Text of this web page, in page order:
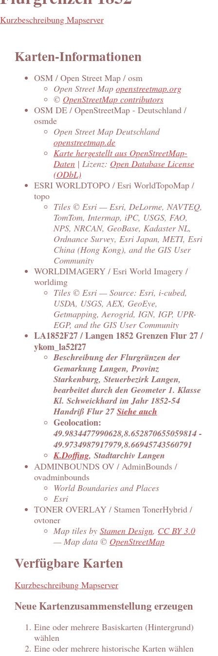
Kurzbeschreibung Mapserver
Karten-Informationen
OSM / Open Street Map / osm
Open Street Map openstreetmap.org
© OpenStreetMap contributors
OSM DE / OpenStreetMap - Deutschland /
osmde
Open Street Map Deutschland
openstreetmap.de
Karte hergestellt aus OpenStreetMap-
Daten | Lizenz: Open Database License
(ODbL)
ESRI WORLDTOPO / Esri WorldTopoMap /
topo
Tiles © Esri — Esri, DeLorme, NAVTEQ,
TomTom, Intermap, iPC, USGS, FAO,
NPS, NRCAN, GeoBase, Kadaster NL,
Ordnance Survey, Esri Japan, METI, Esri
China (Hong Kong), and the GIS User
Community
WORLDIMAGERY / Esri World Imagery /
worldimg
Tiles © Esri — Source: Esri, i-cubed,
USDA, USGS, AEX, GeoEye,
Getmapping, Aerogrid, IGN, IGP, UPR-
EGP, and the GIS User Community
LA1852F27 / Langen 1852 Grenzen Flur 27 /
ykom_la52f27
Beschreibung der Flurgränzen der
Gemarkung Langen, Provinz
Starkenburg, Steuerbezirk Langen,
bearbeitet durch den Geometer 1. Klasse
Kl. Schweickhard im Jahr 1852-54
Handriß Flur 27Siehe auch
Geolocation:
49.9834477990628,8.652870655059814 -
49.9734987917979,8.66945743560791
K.Doffing, Stadtarchiv Langen
ADMINBOUNDS OV / AdminBounds /
ovadminbounds
World Boundaries and Places
Esri
TONER OVERLAY / Stamen TonerHybrid /
ovtoner
Map tiles by Stamen Design, CC BY 3.0
— Map data © OpenStreetMap
Verfügbare Karten
Kurzbeschreibung Mapserver
Neue Kartenzusammenstellung erzeugen
Eine oder mehrere Basiskarten (Hintergrund)
wählen
Eine oder mehrere historische Karten wählen